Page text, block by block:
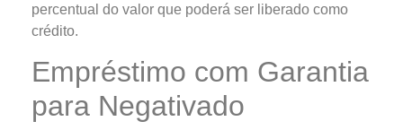
percentual do valor que poderá ser liberado como
crédito.
Empréstimo com Garantia
para Negativado